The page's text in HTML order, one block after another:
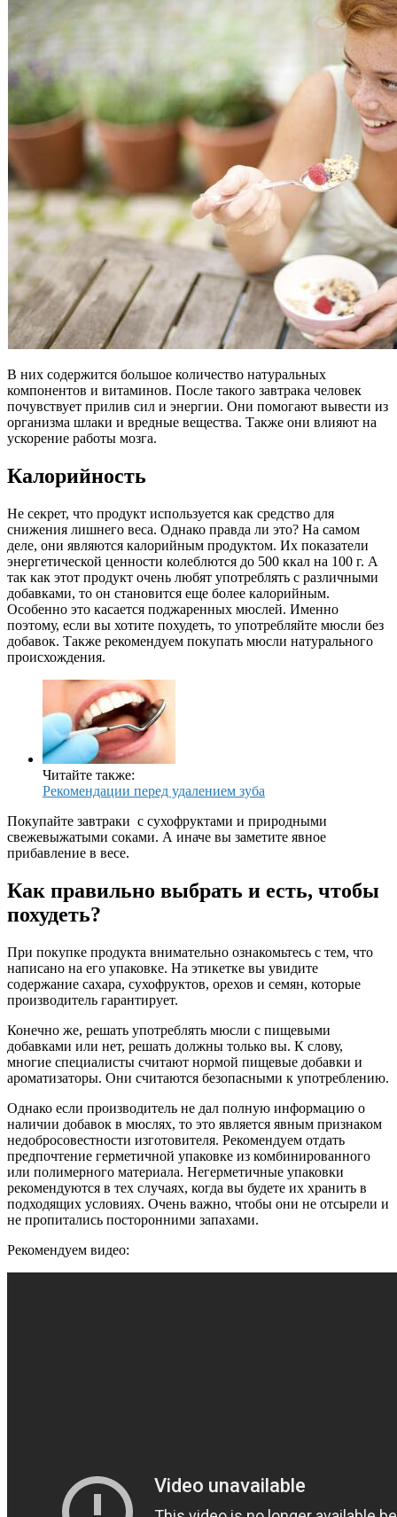
В них содержится большое количество натуральных
компонентов и витаминов. После такого завтрака человек
почувствует прилив сил и энергии. Они помогают вывести из
организма шлаки и вредные вещества. Также они влияют на
ускорение работы мозга.
Калорийность
Не секрет, что продукт используется как средство для
снижения лишнего веса. Однако правда ли это? На самом
деле, они являются калорийным продуктом. Их показатели
энергетической ценности колеблются до 500 ккал на 100 г. А
так как этот продукт очень любят употреблять с различными
добавками, то он становится еще более калорийным.
Особенно это касается поджаренных мюслей. Именно
поэтому, если вы хотите похудеть, то употребляйте мюсли без
добавок. Также рекомендуем покупать мюсли натурального
происхождения.
Читайте также:
Рекомендации перед удалением зуба
Покупайте завтраки с сухофруктами и природными
свежевыжатыми соками. А иначе вы заметите явное
прибавление в весе.
Как правильно выбрать и есть, чтобы
похудеть?
При покупке продукта внимательно ознакомьтесь с тем, что
написано на его упаковке. На этикетке вы увидите
содержание сахара, сухофруктов, орехов и семян, которые
производитель гарантирует.
Конечно же, решать употреблять мюсли с пищевыми
добавками или нет, решать должны только вы. К слову,
многие специалисты считают нормой пищевые добавки и
ароматизаторы. Они считаются безопасными к употреблению.
Однако если производитель не дал полную информацию о
наличии добавок в мюслях, то это является явным признаком
недобросовестности изготовителя. Рекомендуем отдать
предпочтение герметичной упаковке из комбинированного
или полимерного материала. Негерметичные упаковки
рекомендуются в тех случаях, когда вы будете их хранить в
подходящих условиях. Очень важно, чтобы они не отсырели и
не пропитались посторонними запахами.
Рекомендуем видео: